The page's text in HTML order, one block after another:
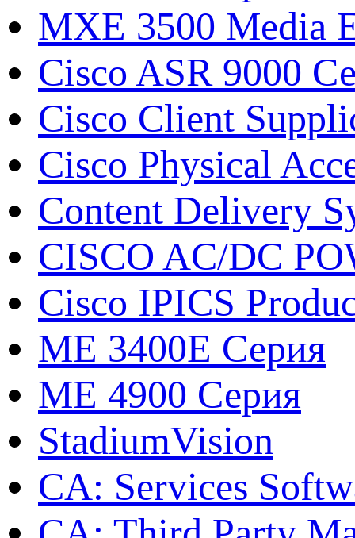
MXE 3500 Media
Cisco ASR 9000
Cisco Client
Cisco Physical
Content Delivery
CISCO AC/DC
Cisco IPICS
ME 3400E Серия
ME 4900 Серия
StadiumVision
CA: Services